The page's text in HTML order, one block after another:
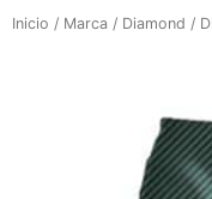
Inicio / Marca / Diamond /